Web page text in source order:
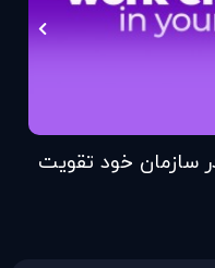
سازمان خود تقویت